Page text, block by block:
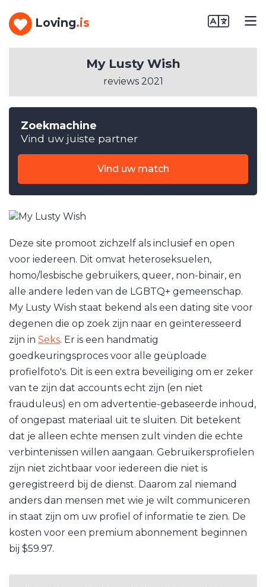
Loving.is
Zoekmachine
Vind uw juiste partner
Vind uw match
My Lusty Wish
reviews 2021
Deze site promoot zichzelf als inclusief en open
voor iedereen. Dit omvat heteroseksuelen,
homo/lesbische gebruikers, queer, non-binair, en
alle andere leden van de LGBTQ+ gemeenschap.
My Lusty Wish staat bekend als een dating site voor
degenen die op zoek zijn naar en geïnteresseerd
zijn in Seks. Er is een handmatig
goedkeuringsproces voor alle geüploade
profielfoto's. Dit is een extra beveiliging om er zeker
van te zijn dat accounts echt zijn (en niet
frauduleus) en om advertentie-gebaseerde inhoud,
of ongepast materiaal uit te sluiten. Dit betekent
dat je alleen echte mensen zult vinden die echte
verbintenissen willen aangaan. Gebruikersprofielen
zijn niet zichtbaar voor iedereen die niet is
geregistreerd bij de dienst. Daarom zal niemand
anders dan mensen met wie je wilt communiceren
in staat zijn om uw profiel of informatie te zien. De
kosten voor een premium abonnement beginnen
bij $59.97.